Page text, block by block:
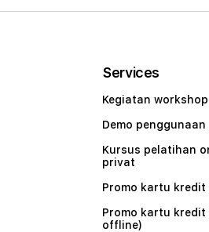
Services
Kegiatan workshop
Demo penggunaan
Kursus pelatihan
privat
Promo kartu kredit
Promo kartu kredit
offline)